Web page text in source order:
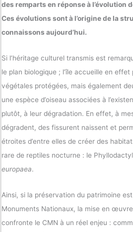
des remparts en réponse à l’évolution
Ces évolutions sont à l’origine de la
connaissons aujourd’hui.
Si l’héritage culturel transmis est
le plan biologique ; l’île accueille en
végétales protégées, mais également
une espèce d’oiseau associées à
plutôt, à leur dégradation. En effet, à
dégradent, des fissurent naissent et
étroites d’entre elles de créer des
rare de reptiles nocturne : le
europaea.
Ainsi, si la préservation du patrimoine
Monuments Nationaux, la mise en
confronte le CMN à un réel enjeu :